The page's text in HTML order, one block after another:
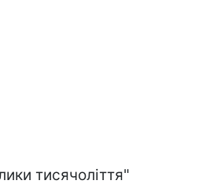
тисячоліття"